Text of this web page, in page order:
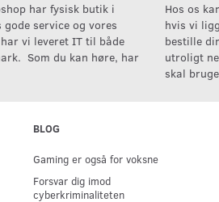
har fysisk butik i
service og vores
vi leveret IT til både
Som du kan høre, har
Hos os
hvis vi
bestille
utroligt
skal
BLOG
Gaming er også for voksne
Forsvar dig imod
cyberkriminaliteten